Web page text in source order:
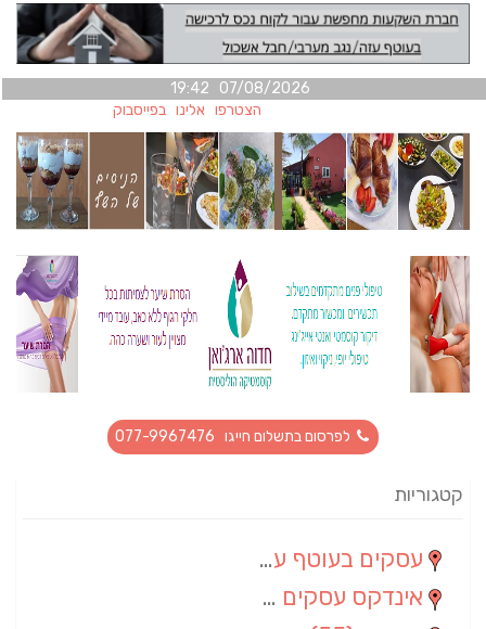
07/08/2026 19:42
הצטרפו אלינו בפייסבוק
לפרסום בתשלום חייגו 077-9967476
קטגוריות
עסקים בעוטף עזה
אינדקס עסקים מרחבי